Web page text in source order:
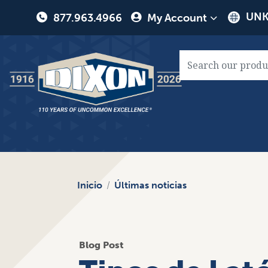
User
account
menu
877.963.4966 My Account
Inicio Últimas noticias
Blog Post